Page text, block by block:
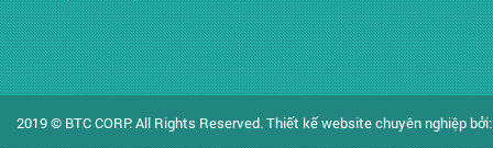
2019 © BTC CORP. All Rights Reserved.Thiết kế website chuyên nghiệp